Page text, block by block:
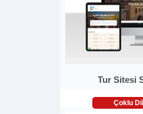
Tur Sitesi
Çoklu